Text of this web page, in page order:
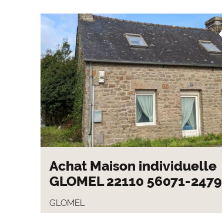
Achat Maison individuelle
GLOMEL 22110 56071-2479
GLOMEL